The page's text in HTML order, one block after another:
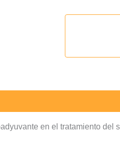
en el tratamiento